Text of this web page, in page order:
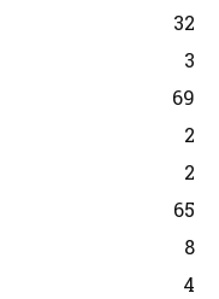
32
3
69
2
2
65
8
4